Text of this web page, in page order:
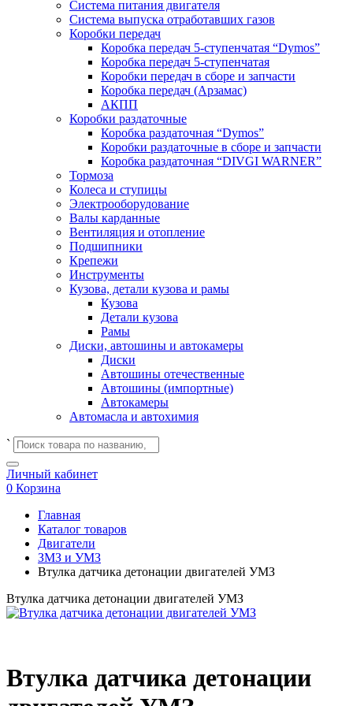
Система питания двигателя
Система выпуска отработавших газов
Коробки передач
Коробка передач 5-ступенчатая “Dymos”
Коробка передач 5-ступенчатая
Коробки передач в сборе и запчасти
Коробка передач (Арзамас)
АКПП
Коробки раздаточные
Коробка раздаточная “Dymos”
Коробки раздаточные в сборе и запчасти
Коробка раздаточная “DIVGI WARNER”
Тормоза
Колеса и ступицы
Электрооборудование
Валы карданные
Вентиляция и отопление
Подшипники
Крепежи
Инструменты
Кузова, детали кузова и рамы
Кузова
Детали кузова
Рамы
Диски, автошины и автокамеры
Диски
Автошины отечественные
Автошины (импортные)
Автокамеры
Автомасла и автохимия
`
Личный кабинет
0 Корзина
Главная
Каталог товаров
Двигатели
ЗМЗ и УМЗ
Втулка датчика детонации двигателей УМЗ
Втулка датчика детонации двигателей УМЗ
Втулка датчика детонации